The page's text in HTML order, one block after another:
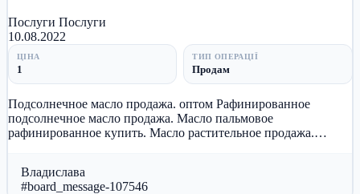
Послуги Послуги
10.08.2022
ЦІНА
1
ТИП ОПЕРАЦІЇ
Продам
Подсолнечное масло продажа. оптом Рафинированное
подсолнечное масло продажа. Масло пальмовое
рафинированное купить. Масло растительное продажа.
Владислава
#board_message-107546